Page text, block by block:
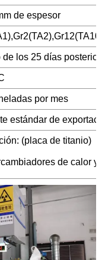
de espesor
de los 25 días
por mes
estándar de
(placa de titanio)
de calor y